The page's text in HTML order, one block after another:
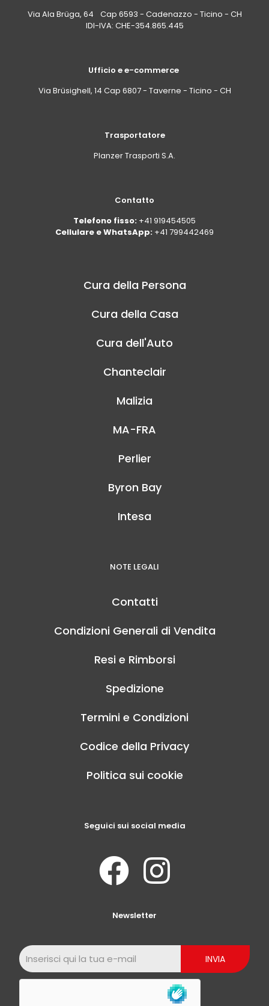
Via Ala Brüga, 64 Cap 6593 - Cadenazzo - Ticino - CH
IDI-IVA: CHE-354.865.445
Ufficio e e-commerce
Via Brüsighell, 14 Cap 6807 - Taverne - Ticino - CH
Trasportatore
Planzer Trasporti S.A.
Contatto
Telefono fisso: +41 919454505
Cellulare e WhatsApp: +41 799442469
Cura della Persona
Cura della Casa
Cura dell'Auto
Chanteclair
Malizia
MA-FRA
Perlier
Byron Bay
Intesa
NOTE LEGALI
Contatti
Condizioni Generali di Vendita
Resi e Rimborsi
Spedizione
Termini e Condizioni
Codice della Privacy
Politica sui cookie
Seguici sui social media
Newsletter